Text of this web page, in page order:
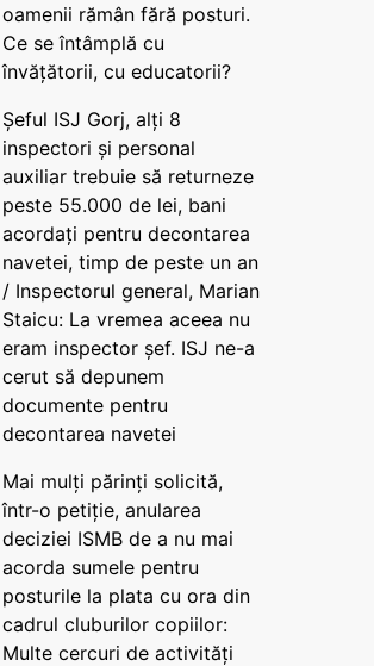
oamenii rămân fără posturi.
Ce se întâmplă cu
învățătorii, cu educatorii?
Șeful ISJ Gorj, alți 8
inspectori și personal
auxiliar trebuie să returneze
peste 55.000 de lei, bani
acordați pentru decontarea
navetei, timp de peste un an
/ Inspectorul general, Marian
Staicu: La vremea aceea nu
eram inspector șef. ISJ ne-a
cerut să depunem
documente pentru
decontarea navetei
Mai mulți părinți solicită,
într-o petiție, anularea
deciziei ISMB de a nu mai
acorda sumele pentru
posturile la plata cu ora din
cadrul cluburilor copiilor:
Multe cercuri de activități